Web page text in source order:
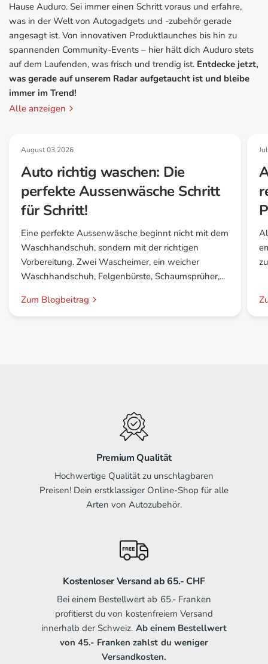
Hause Auduro. Sei immer einen Schritt voraus und erfahre,
was in der Welt von Autogadgets und -zubehör gerade
angesagt ist. Von innovativen Produktlaunches bis hin zu
spannenden Community-Events – hier hält dich Auduro stets
auf dem Laufenden, was frisch und trendig ist. Entdecke jetzt,
was gerade auf unserem Radar aufgetaucht ist und bleibe
immer im Trend!
Alle anzeigen
August 03 2026
Auto richtig waschen: Die
perfekte Aussenwäsche Schritt
für Schritt!
Eine perfekte Aussenwäsche beginnt nicht mit dem
Waschhandschuh, sondern mit der richtigen
Vorbereitung. Zwei Wascheimer, ein weicher
Waschhandschuh, Felgenbürste, Schaumsprüher,...
Zum Blogbeitrag
Premium Qualität
Hochwertige Qualität zu unschlagbaren
Preisen! Dein erstklassiger Online-Shop für alle
Arten von Autozubehör.
Kostenloser Versand ab 65.- CHF
Bei einem Bestellwert ab 65.- Franken
profitierst du von kostenfreiem Versand
innerhalb der Schweiz. Ab einem Bestellwert
von 45.- Franken zahlst du weniger
Versandkosten.